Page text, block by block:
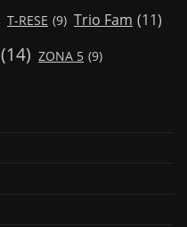
T-RESE (9) Trio Fam (11)
(14) ZONA 5 (9)